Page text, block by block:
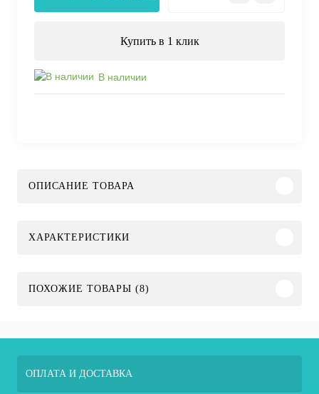
Купить в 1 клик
В наличии
ОПИСАНИЕ ТОВАРА
ХАРАКТЕРИСТИКИ
ПОХОЖИЕ ТОВАРЫ (8)
ОПЛАТА И ДОСТАВКА